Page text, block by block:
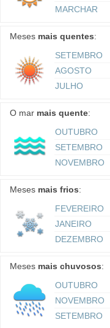
MARCHAR
Meses mais quentes:
SETEMBRO
AGOSTO
JULHO
O mar mais quente:
OUTUBRO
SETEMBRO
NOVEMBRO
Meses mais frios:
FEVEREIRO
JANEIRO
DEZEMBRO
Meses mais chuvosos:
OUTUBRO
NOVEMBRO
SETEMBRO